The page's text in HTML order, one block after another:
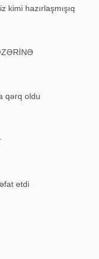
kimi hazırlaşmışıq
qərq oldu
etdi